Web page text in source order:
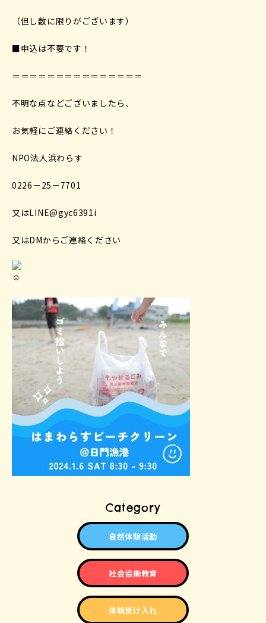
（但し数に限りがございます）
■申込は不要です！
＝＝＝＝＝＝＝＝＝＝＝＝＝＝＝
不明な点などございましたら、
お気軽にご連絡ください！
NPO法人浜わらす
0226－25－7701
又はLINE@gyc6391i
又はDMからご連絡ください
Category
自然体験活動
社会協働教育
体験受け入れ